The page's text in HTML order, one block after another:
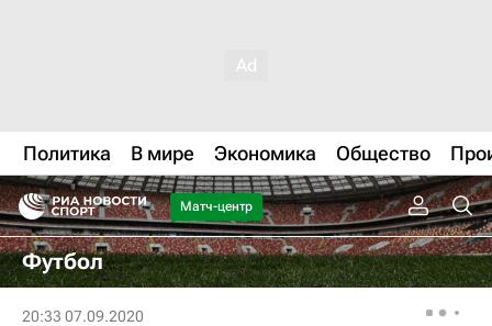
Политика В мире Экономика Общество
Матч-центр
Футбол
20:33 07.09.2020